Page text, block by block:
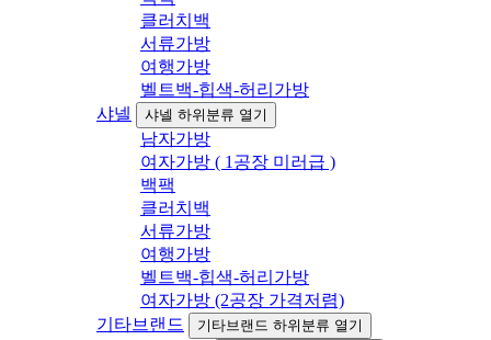
클러치백
서류가방
여행가방
벨트백-힙색-허리가방
샤넬
샤넬 하위분류 열기
남자가방
여자가방 ( 1공장 미러급 )
백팩
클러치백
서류가방
여행가방
벨트백-힙색-허리가방
여자가방 (2공장 가격저렴)
기타브랜드
기타브랜드 하위분류 열기